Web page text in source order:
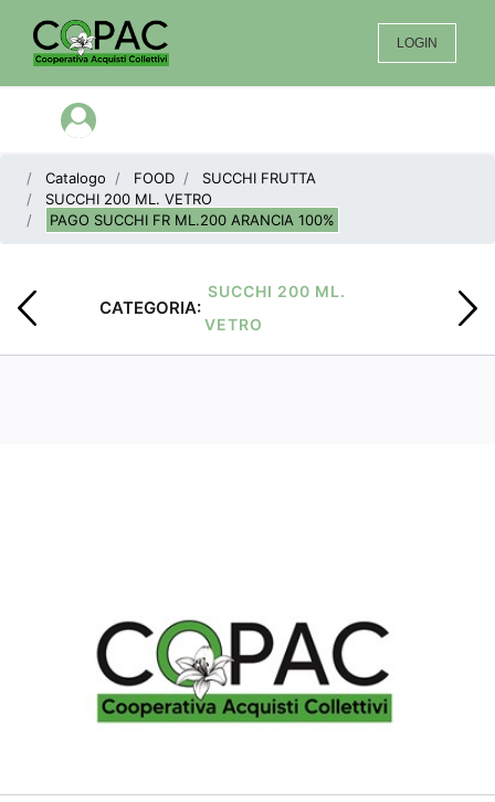
LOGIN
Open menu
Catalogo FOOD
SUCCHI FRUTTA
SUCCHI 200 ML. VETRO
PAGO SUCCHI FR ML.200 ARANCIA 100%
CATEGORIA:
SUCCHI 200 ML.
VETRO